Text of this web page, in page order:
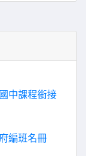
中課程銜接
編班名冊